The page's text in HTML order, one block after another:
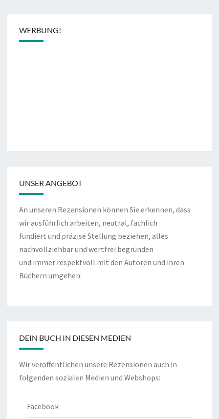
WERBUNG!
UNSER ANGEBOT
An unseren Rezensionen können Sie erkennen, dass
wir ausführlich arbeiten, neutral, fachlich
fundiert und präzise Stellung beziehen, alles
nachvollziehbar und wertfrei begründen
und immer respektvoll mit den Autoren und ihren
Büchern umgehen.
DEIN BUCH IN DIESEN MEDIEN
Wir veröffentlichen unsere Rezensionen auch in
folgenden sozialen Medien und Webshops:
Facebook